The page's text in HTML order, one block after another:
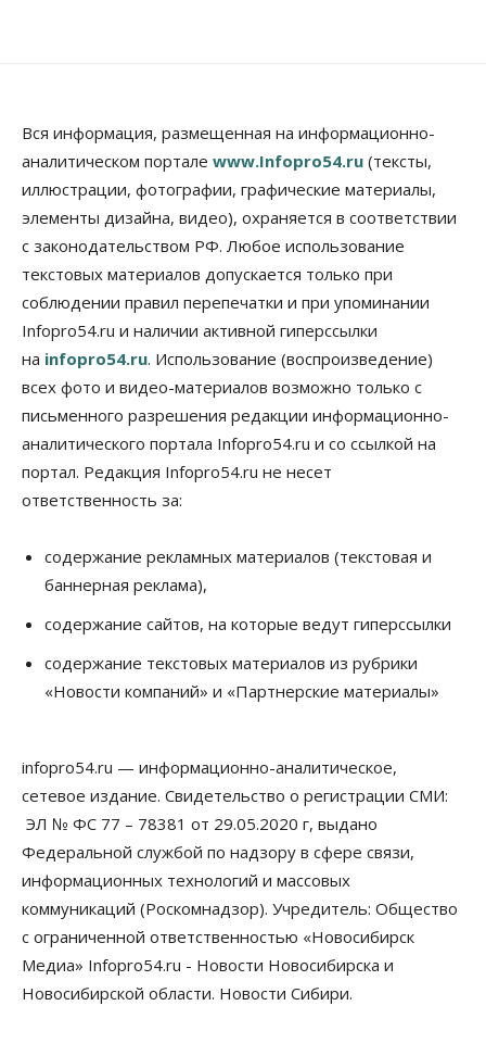
В Новосибирске прошёл митинг
против нового закона о памятниках
07 Августа 2026, 18:00
Бизнес
В аэропорту Толмачёво завершены работы по
бетонированию рулежных дорожек
07 Августа 2026, 17:00
Бизнес Общество
Новосибирцы стали реже оформлять
дома по упрощенной схеме
07 Августа 2026, 16:00
Общество Право&Порядок
Роспотребнадзор изъял почти полторы тонны
мяса в Новосибирской области
Расходы новосибирцев на спорт выросли на 40%
за полгода
07 Августа 2026, 14:35
07 Августа 2026, 14:00
07 Августа 2026, 13:55
Авто Общество
Треть автовладельцев в Новосибирской области
«поставили машины на прикол»
07 Августа 2026, 13:00
Власть
Школы, библиотеки, пешеходные тротуары:
депутаты Госдумы контролируют работы на
социальных объектах
07 Августа 2026, 12:35
Вся информация, размещенная на информационно-
аналитическом портале www.Infopro54.ru (тексты,
иллюстрации, фотографии, графические материалы,
элементы дизайна, видео), охраняется в соответствии
с законодательством РФ. Любое использование
текстовых материалов допускается только при
соблюдении правил перепечатки и при упоминании
Infopro54.ru и наличии активной гиперссылки
на infopro54.ru. Использование (воспроизведение)
всех фото и видео-материалов возможно только с
письменного разрешения редакции информационно-
аналитического портала Infopro54.ru и со ссылкой на
портал. Редакция Infopro54.ru не несет
ответственность за:
содержание рекламных материалов (текстовая и
баннерная реклама),
содержание сайтов, на которые ведут гиперссылки
содержание текстовых материалов из рубрики
«Новости компаний» и «Партнерские материалы»
infopro54.ru — информационно-аналитическое,
сетевое издание. Свидетельство о регистрации СМИ:
ЭЛ № ФС 77 – 78381 от 29.05.2020 г, выдано
Федеральной службой по надзору в сфере связи,
информационных технологий и массовых
коммуникаций (Роскомнадзор). Учредитель: Общество
с ограниченной ответственностью «Новосибирск
Медиа» Infopro54.ru - Новости Новосибирска и
Новосибирской области. Новости Сибири.